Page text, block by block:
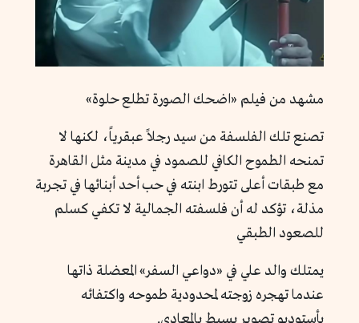
مشهد من فيلم «اضحك الصورة تطلع حلوة»
تصنع تلك الفلسفة من سيد رجلاً عبقرياً، لكنها لا
تمنحه الطموح الكافي للصمود في مدينة مثل القاهرة
مع طبقات أعلى تتورط ابنته في حب أحد أبنائها في تجربة
مذلة، تؤكد له أن فلسفته الجمالية لا تكفي كسلم
للصعود الطبقي
يمتلك والد علي في «دواعي السفر» المعضلة ذاتها
عندما تهجره زوجته لمحدودية طموحه واكتفائه